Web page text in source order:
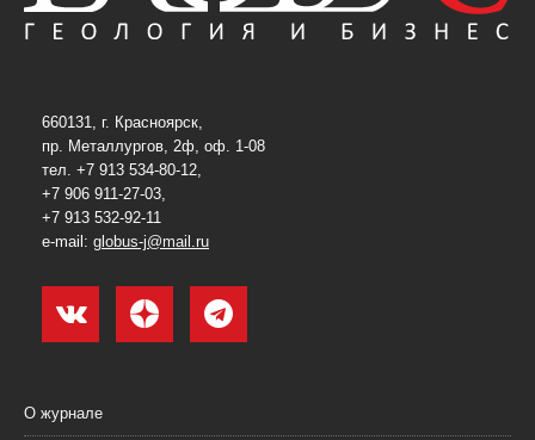
660131, г. Красноярск,
пр. Металлургов, 2ф, оф. 1-08
тел. +7 913 534-80-12,
+7 906 911-27-03,
+7 913 532-92-11
e-mail: globus-j@mail.ru
О журнале